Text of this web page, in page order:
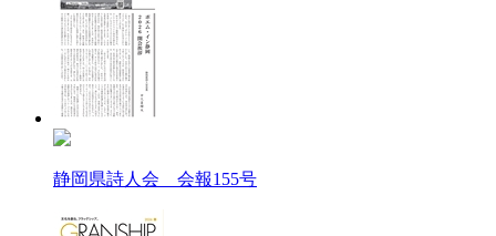
静岡県詩人会 会報155号